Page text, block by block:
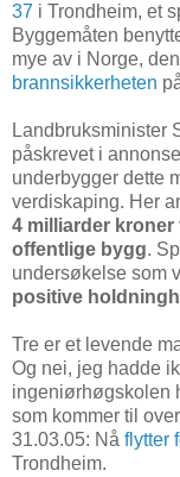
37 i Trondheim, et
Byggemåten
mye av i Norge,
brannsikkerheten
Landbruksminister
påskrevet i
underbygger dette
verdiskaping. Her
4 milliarder
offentlige bygg.
undersøkelse som
positive
Tre er et levende
Og nei, jeg hadde
ingeniørhøgskolen
som kommer til
31.03.05: Nå flytter
Trondheim.